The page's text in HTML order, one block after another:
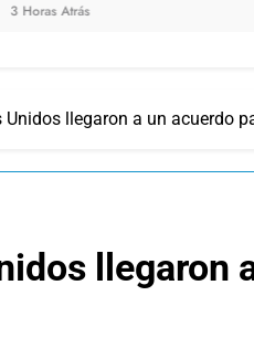
Unidos llegaron a un acuerdo
llegaron